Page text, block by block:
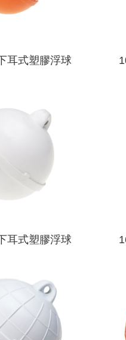
耳式塑膠浮球
耳式塑膠浮球